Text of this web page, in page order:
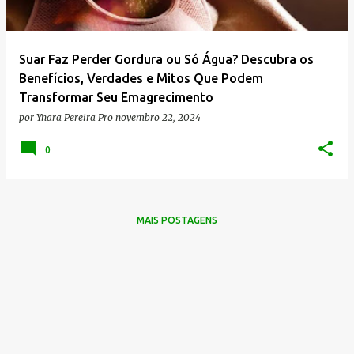
g
e
Suar Faz Perder Gordura ou Só Água? Descubra os
Benefícios, Verdades e Mitos Que Podem
Transformar Seu Emagrecimento
por Ynara Pereira Pro novembro 22, 2024
0
MAIS POSTAGENS